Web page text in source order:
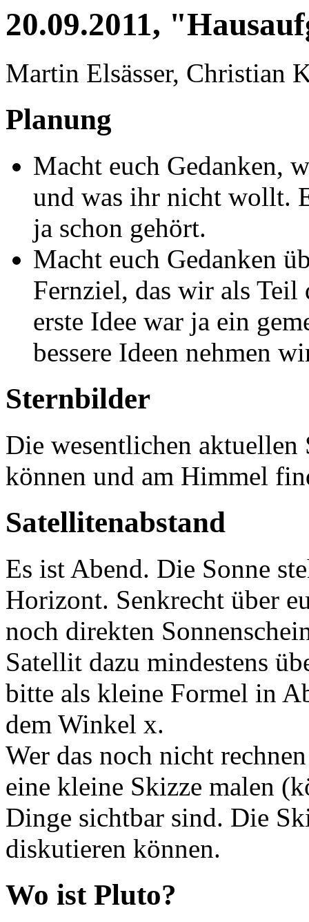
20.09.2011,
Martin Elsässer, Christian
Planung
Macht euch Gedanken,
und was ihr nicht wollt.
ja schon gehört.
Macht euch Gedanken
Fernziel, das wir als Teil
erste Idee war ja ein
bessere Ideen nehmen
Sternbilder
Die wesentlichen
können und am Himmel
Satellitenabstand
Es ist Abend. Die Sonne
Horizont. Senkrecht über
noch direkten
Satellit dazu mindestens
bitte als kleine Formel in
dem Winkel x.
Wer das noch nicht
eine kleine Skizze malen
Dinge sichtbar sind. Die
diskutieren können.
Wo ist Pluto?